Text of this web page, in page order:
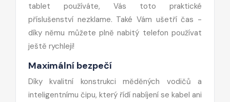
tablet používáte, Vás toto praktické
příslušenství nezklame. Také Vám ušetří čas -
díky němu můžete plně nabitý telefon používat
ještě rychleji!
Maximální bezpečí
Díky kvalitní konstrukci měděných vodičů a
inteligentnímu čipu, který řídí nabíjení se kabel ani